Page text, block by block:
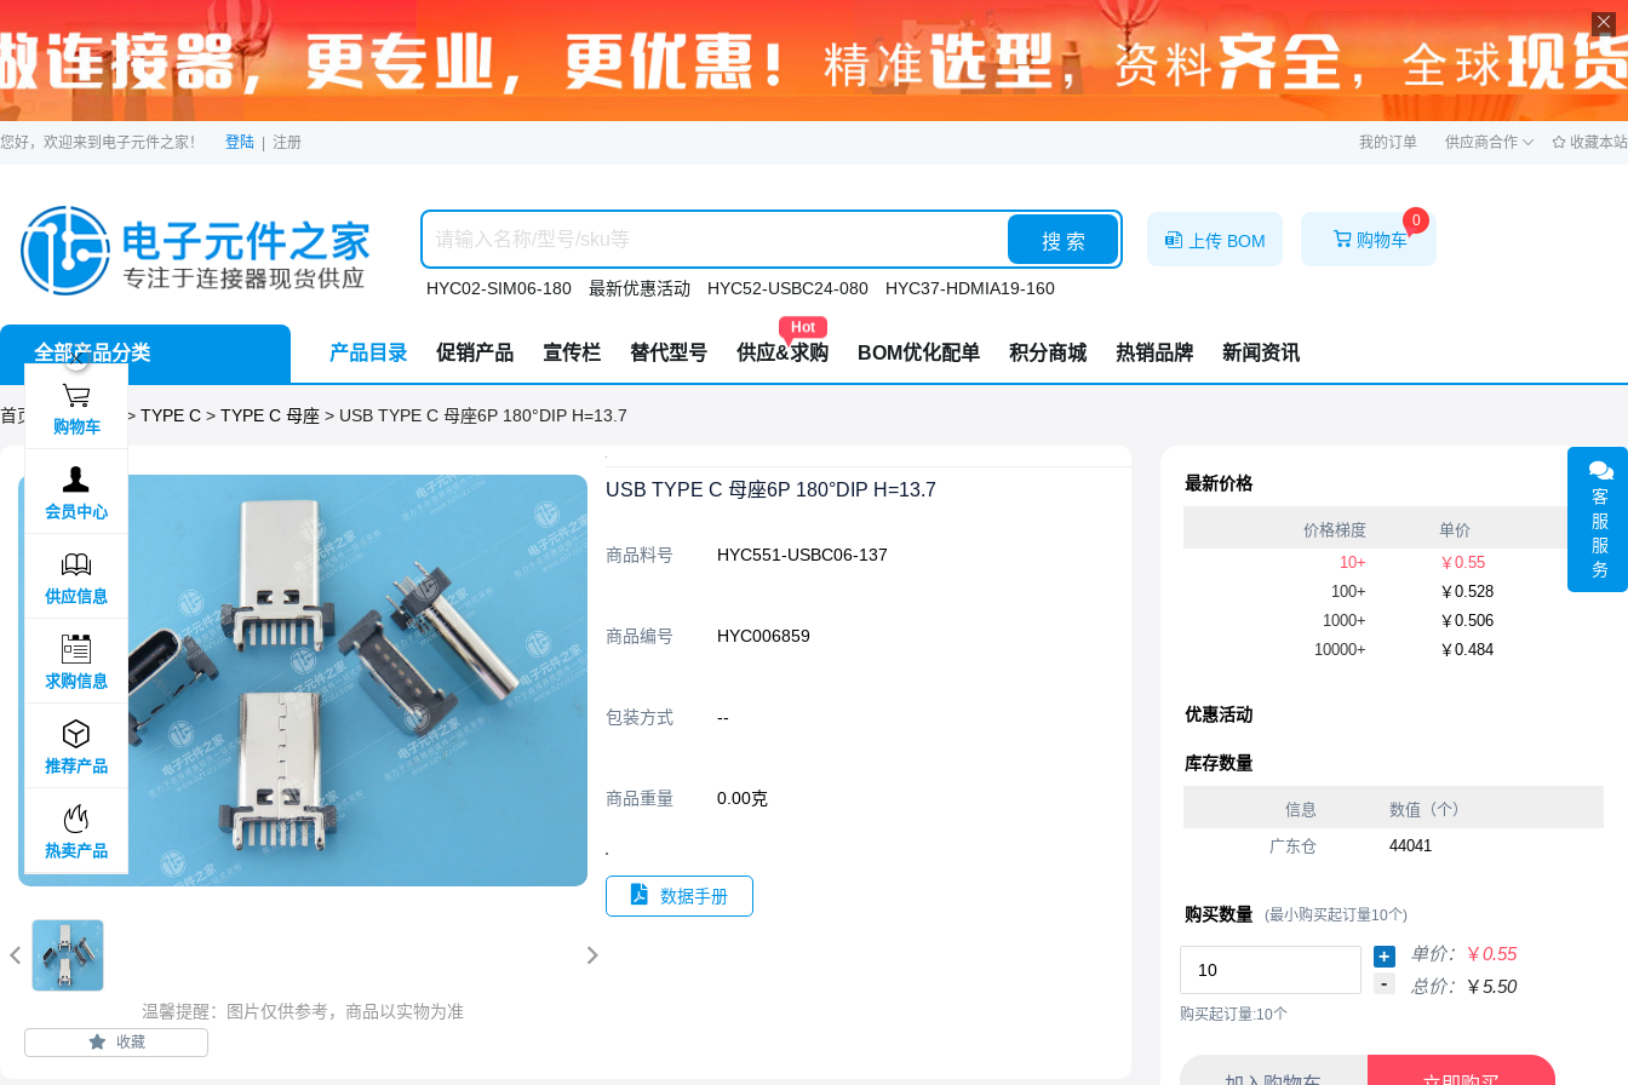
ဆ
您好，欢迎来到电子元件之家！ 登陆 注册 我的订单 供应商合作 收藏本站
HYC02-SIM06-180 最新优惠活动 HYC52-USBC24-080 HYC37-HDMIA19-160
搜 索 上传 BOM
0
购物车
全部产品分类 产品目录 促销产品 宣传栏 替代型号
Hot
供应&求购 BOM优化配单 积分商城 热销品牌 新闻资讯
首页 > 分类目录 > TYPE C > TYPE C 母座 > USB TYPE C 母座6P 180°DIP H=13.7
 
温馨提醒：图片仅供参考，商品以实物为准
收藏
USB TYPE C 母座6P 180°DIP H=13.7
商品料号 HYC551-USBC06-137
商品编号 HYC006859
包装方式 --
商品重量 0.00克
数据手册
最新价格
价格梯度
单价
10+
￥0.55
100+
￥0.528
1000+
￥0.506
10000+
￥0.484
优惠活动
库存数量
信息
数值（个）
广东仓
44041
购买数量 (最小购买起订量10个)
+
-
单价： ￥0.55
总价：
￥5.50
购买起订量:10个
ဆ

购物车

会员中心

供应信息

求购信息

推荐产品

热卖产品
客
服
服
务